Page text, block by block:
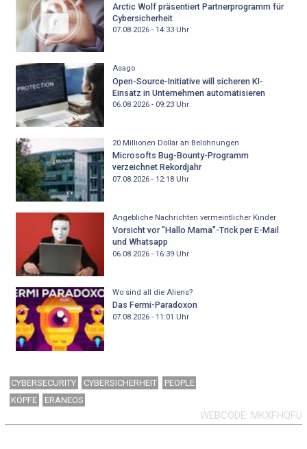
Arctic Wolf präsentiert Partnerprogramm für
Cybersicherheit
07.08.2026 - 14:33Uhr
Asago
Open-Source-Initiative will sicheren KI-
Einsatz in Unternehmen automatisieren
06.08.2026 - 09:23Uhr
20 Millionen Dollar an Belohnungen
Microsofts Bug-Bounty-Programm
verzeichnet Rekordjahr
07.08.2026 - 12:18Uhr
Angebliche Nachrichten vermeintlicher Kinder
Vorsicht vor "Hallo Mama"-Trick per E-Mail
und Whatsapp
06.08.2026 - 16:39Uhr
Wo sind all die Aliens?
Das Fermi-Paradoxon
07.08.2026 - 11:01 Uhr
CYBERSECURITY CYBERSICHERHEIT
PEOPLE
KÖPFE
ERANEOS
WEBCODE MKXFHQFU